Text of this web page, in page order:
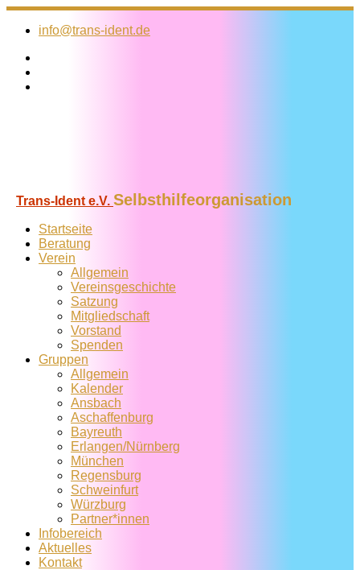
Zum
Inhalt
info@trans-ident.de
Trans-Ident e.V. Selbsthilfeorganisation
Startseite
Beratung
Verein
Allgemein
Vereins­geschichte
Satzung
Mitglied­schaft
Vorstand
Spenden
Gruppen
Allgemein
Kalender
Ansbach
Aschaffenburg
Bayreuth
Erlangen/Nürnberg
München
Regensburg
Schweinfurt
Würzburg
Partner*innen
Infobereich
Aktuelles
Kontakt